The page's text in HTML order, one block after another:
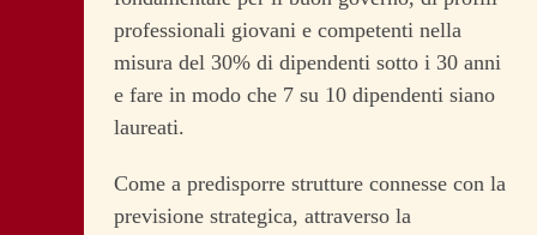
professionali giovani e competenti nella
misura del 30% di dipendenti sotto i 30 anni
e fare in modo che 7 su 10 dipendenti siano
laureati.
Come a predisporre strutture connesse con la
previsione strategica, attraverso la